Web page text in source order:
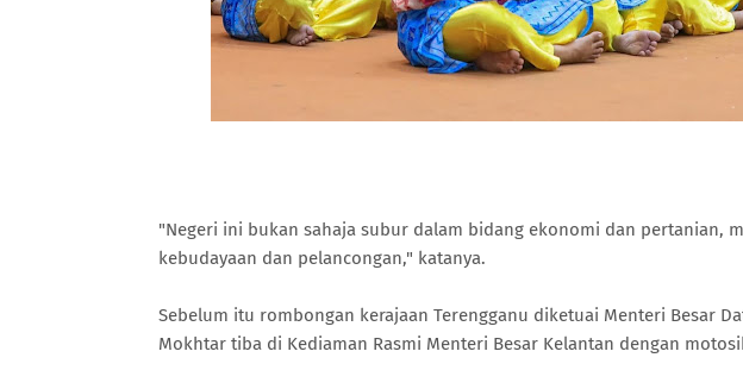
"Negeri ini bukan sahaja subur dalam bidang ekonomi dan pertanian,
kebudayaan dan pelancongan," katanya.
Sebelum itu rombongan kerajaan Terengganu diketuai Menteri Besar
Mokhtar tiba di Kediaman Rasmi Menteri Besar Kelantan dengan